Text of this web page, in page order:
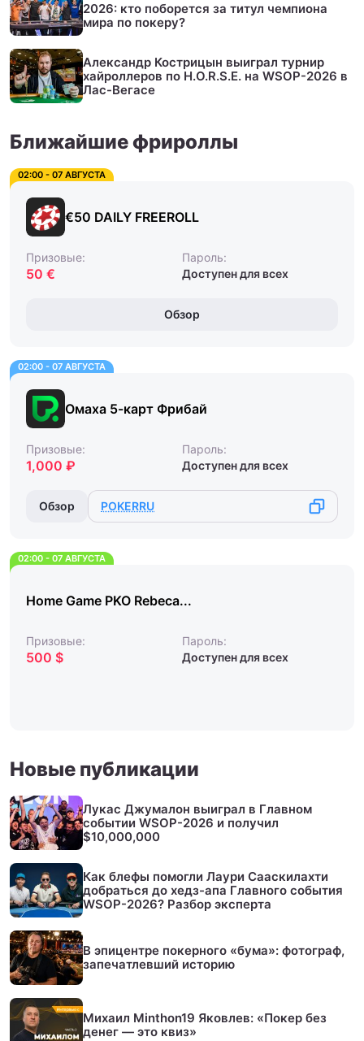
2026: кто поборется за титул чемпиона
мира по покеру?
Александр Кострицын выиграл турнир
хайроллеров по H.O.R.S.E. на WSOP-2026 в
Лас-Вегасе
Ближайшие фрироллы
02:00 - 07 АВГУСТА
€50 DAILY FREEROLL
Призовые:
50 €
Пароль:
Доступен для всех
Обзор
02:00 - 07 АВГУСТА
Омаха 5-карт Фрибай
Призовые:
1,000 ₽
Пароль:
Доступен для всех
Обзор POKERRU
02:00 - 07 АВГУСТА
Home Game PKO Rebeca...
Призовые:
500 $
Пароль:
Доступен для всех
Новые публикации
Лукас Джумалон выиграл в Главном
событии WSOP-2026 и получил
$10,000,000
Как блефы помогли Лаури Сааскилахти
добраться до хедз-апа Главного события
WSOP-2026? Разбор эксперта
В эпицентре покерного «бума»: фотограф,
запечатлевший историю
Михаил Minthon19 Яковлев: «Покер без
денег — это квиз»